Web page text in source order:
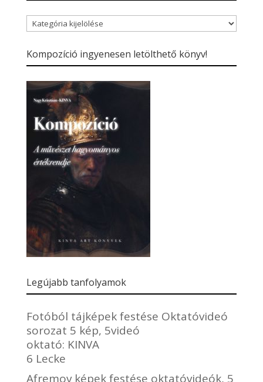
Blogbejegyzések
kategóriái
Kompozíció ingyenesen letölthető könyv!
Legújabb tanfolyamok
Fotóból tájképek festése Oktatóvideó
sorozat 5 kép, 5videó
oktató: KINVA
6 Lecke
Afremov képek festése oktatóvideók, 5